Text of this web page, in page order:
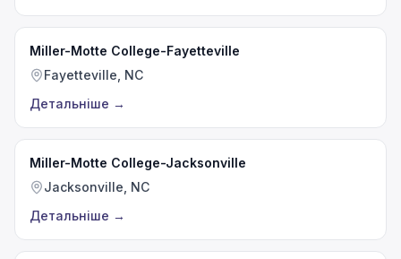
Miller-Motte College-Fayetteville
Fayetteville, NC
Детальніше →
Miller-Motte College-Jacksonville
Jacksonville, NC
Детальніше →